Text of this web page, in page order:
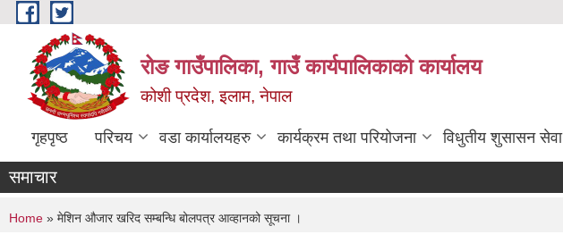
Skip to main content
रोङ गाउँपालिका, गाउँ कार्यपालिकाको कार्यालय
कोशी प्रदेश, इलाम, नेपाल
गृहपृष्ठ परिचय वडा कार्यालयहरु कार्यक्रम तथा परियोजना विधुतीय शुसासन सेवा
समाचार
You are here
Home » मेशिन औजार खरिद सम्बन्धि बोलपत्र आव्हानको सूचना ।